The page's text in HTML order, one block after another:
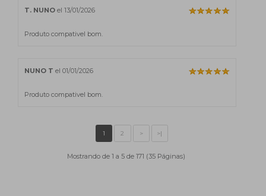
T. NUNO el 13/01/2026
Produto compativel bom.
NUNO T el 01/01/2026
Produto compativel bom.
Mostrando de 1 a 5 de 171 (35 Páginas)